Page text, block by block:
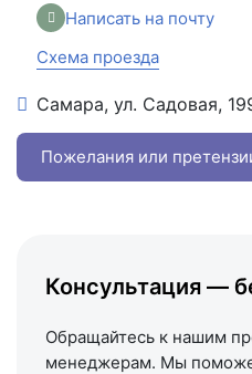
Написать на почту
Схема проезда
Самара, ул. Садовая,
+7 (993) 993-77-22
Написать в МАКС
Схема проезда
Пожелания или
Консультация —
Обращайтесь к нашим
менеджерам. Мы